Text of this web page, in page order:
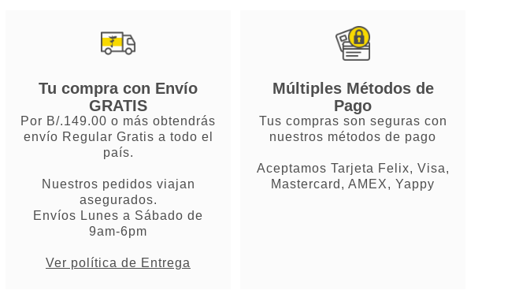
Tu compra con Envío
GRATIS
Por B/.149.00 o más obtendrás
envío Regular Gratis a todo el
país.
Nuestros pedidos viajan
asegurados.
Envíos Lunes a Sábado de
9am-6pm
Ver política de Entrega
Múltiples Métodos de
Pago
Tus compras son seguras con
nuestros métodos de pago
Aceptamos Tarjeta Felix, Visa,
Mastercard, AMEX, Yappy